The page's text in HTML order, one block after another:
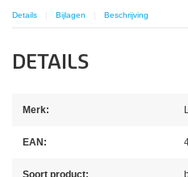
Details Bijlagen Beschrijving
DETAILS
Merk:
EAN:
Soort product: